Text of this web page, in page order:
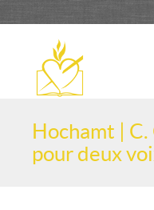
Hochamt |
pour deux